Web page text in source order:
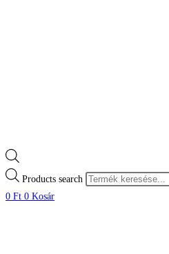
Products search
0 Ft 0 Kosár